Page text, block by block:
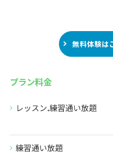
無料体験は
プラン料金
レッスン₊練習通い放題
練習通い放題